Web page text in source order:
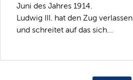
Juni des Jahres 1914.
Ludwig III. hat den Zug verlassen
und schreitet auf das sich...